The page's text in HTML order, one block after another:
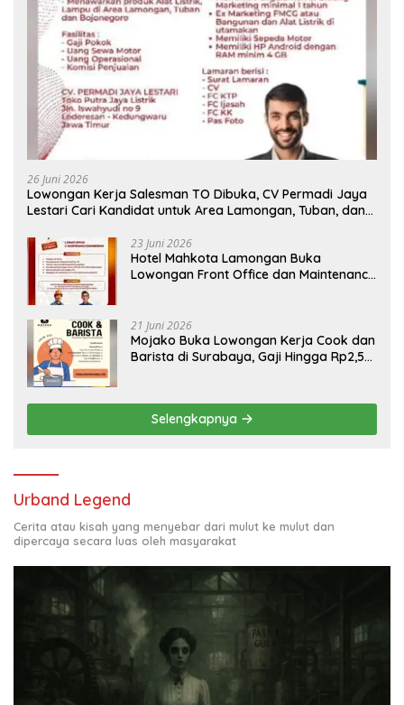
26 Juni 2026
Lowongan Kerja Salesman TO Dibuka, CV Permadi Jaya
Lestari Cari Kandidat untuk Area Lamongan, Tuban, dan
23 Juni 2026
Hotel Mahkota Lamongan Buka
Lowongan Front Office dan Maintenance
21 Juni 2026
Mojako Buka Lowongan Kerja Cook dan
Barista di Surabaya, Gaji Hingga Rp2,5
Selengkapnya
Urband Legend
Cerita atau kisah yang menyebar dari mulut ke mulut dan
dipercaya secara luas oleh masyarakat